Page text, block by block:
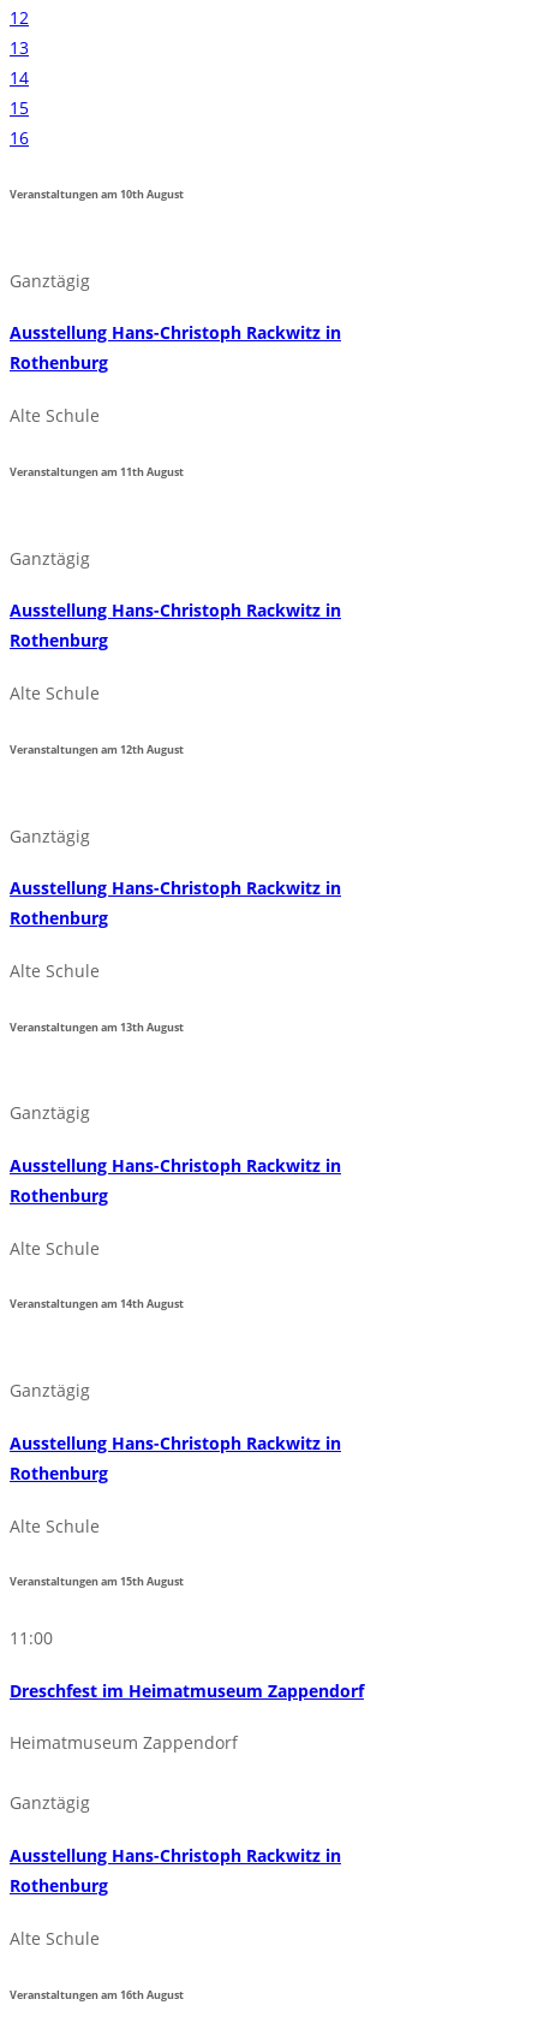
12
13
14
15
16
Veranstaltungen am10thAugust
Ganztägig
Ausstellung Hans-Christoph Rackwitz in
Rothenburg
Alte Schule
Veranstaltungen am11thAugust
Ganztägig
Ausstellung Hans-Christoph Rackwitz in
Rothenburg
Alte Schule
Veranstaltungen am12thAugust
Ganztägig
Ausstellung Hans-Christoph Rackwitz in
Rothenburg
Alte Schule
Veranstaltungen am13thAugust
Ganztägig
Ausstellung Hans-Christoph Rackwitz in
Rothenburg
Alte Schule
Veranstaltungen am14thAugust
Ganztägig
Ausstellung Hans-Christoph Rackwitz in
Rothenburg
Alte Schule
Veranstaltungen am15thAugust
11:00
Dreschfest im Heimatmuseum Zappendorf
Heimatmuseum Zappendorf
Ganztägig
Ausstellung Hans-Christoph Rackwitz in
Rothenburg
Alte Schule
Veranstaltungen am16thAugust